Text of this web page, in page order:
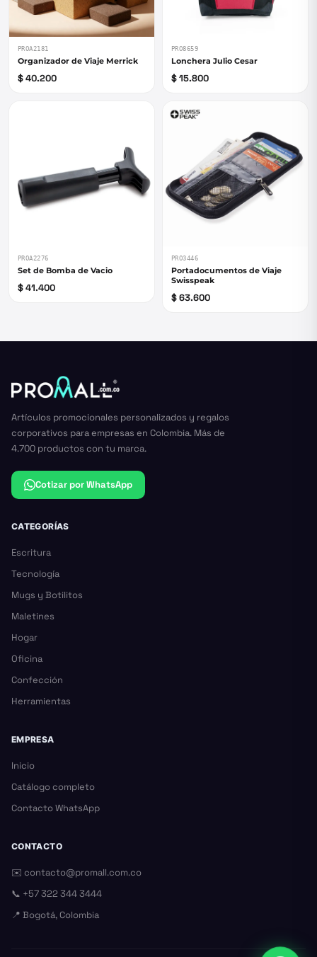
PROA2181
Organizador de Viaje Merrick
$ 40.200
PRO8659
Lonchera Julio Cesar
$ 15.800
PROA2276
Set de Bomba de Vacio
$ 41.400
PRO3446
Portadocumentos de Viaje
Swisspeak
$ 63.600
Artículos promocionales personalizados y regalos
corporativos para empresas en Colombia. Más de
4.700 productos con tu marca.
Cotizar por WhatsApp
CATEGORÍAS
Escritura
Tecnología
Mugs y Botilitos
Maletines
Hogar
Oficina
Confección
Herramientas
EMPRESA
Inicio
Catálogo completo
Contacto WhatsApp
CONTACTO
✉️ contacto@promall.com.co
📞 +57 322 344 3444
📍 Bogotá, Colombia